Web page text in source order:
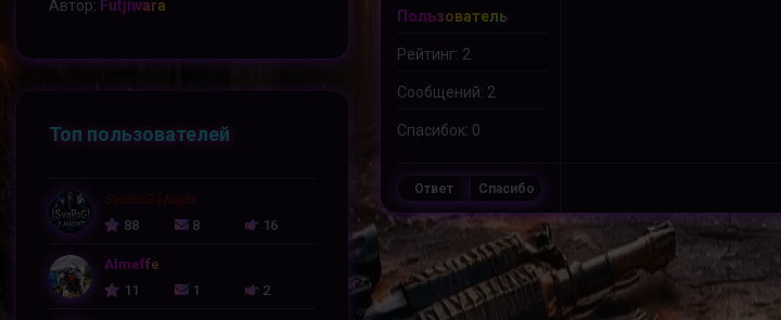
Пользователь
Рейтинг: 2
Сообщений: 2
Спасибок: 0
Ответ Спасибо
Автор: Futjiwara
Топ пользователей
SvaRoG l Night
88
8 16
Almeffe
11
1 2